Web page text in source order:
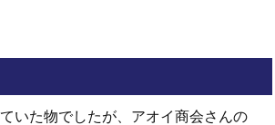
いた物でしたが、アオイ商会さんの